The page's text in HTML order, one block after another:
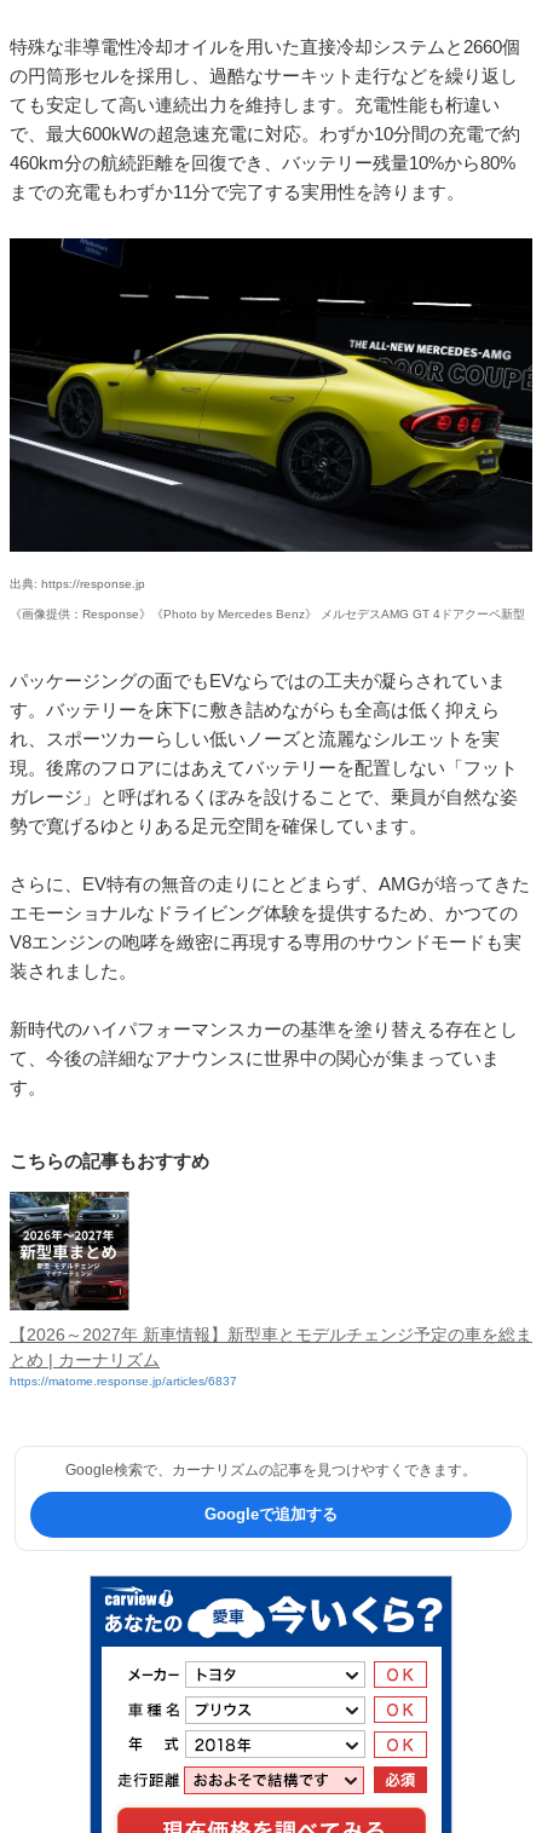
特殊な非導電性冷却オイルを用いた直接冷却システムと2660個
の円筒形セルを採用し、過酷なサーキット走行などを繰り返し
ても安定して高い連続出力を維持します。充電性能も桁違い
で、最大600kWの超急速充電に対応。わずか10分間の充電で約
460km分の航続距離を回復でき、バッテリー残量10%から80%
までの充電もわずか11分で完了する実用性を誇ります。
出典: https://response.jp
《画像提供：Response》《Photo by Mercedes Benz》 メルセデスAMG GT 4ドアクーペ新型
パッケージングの面でもEVならではの工夫が凝らされていま
す。バッテリーを床下に敷き詰めながらも全高は低く抑えら
れ、スポーツカーらしい低いノーズと流麗なシルエットを実
現。後席のフロアにはあえてバッテリーを配置しない「フット
ガレージ」と呼ばれるくぼみを設けることで、乗員が自然な姿
勢で寛げるゆとりある足元空間を確保しています。
さらに、EV特有の無音の走りにとどまらず、AMGが培ってきた
エモーショナルなドライビング体験を提供するため、かつての
V8エンジンの咆哮を緻密に再現する専用のサウンドモードも実
装されました。
新時代のハイパフォーマンスカーの基準を塗り替える存在とし
て、今後の詳細なアナウンスに世界中の関心が集まっていま
す。
こちらの記事もおすすめ
【2026～2027年 新車情報】新型車とモデルチェンジ予定の車を総ま
とめ | カーナリズム
https://matome.response.jp/articles/6837
Google検索で、カーナリズムの記事を見つけやすくできます。
Googleで追加する